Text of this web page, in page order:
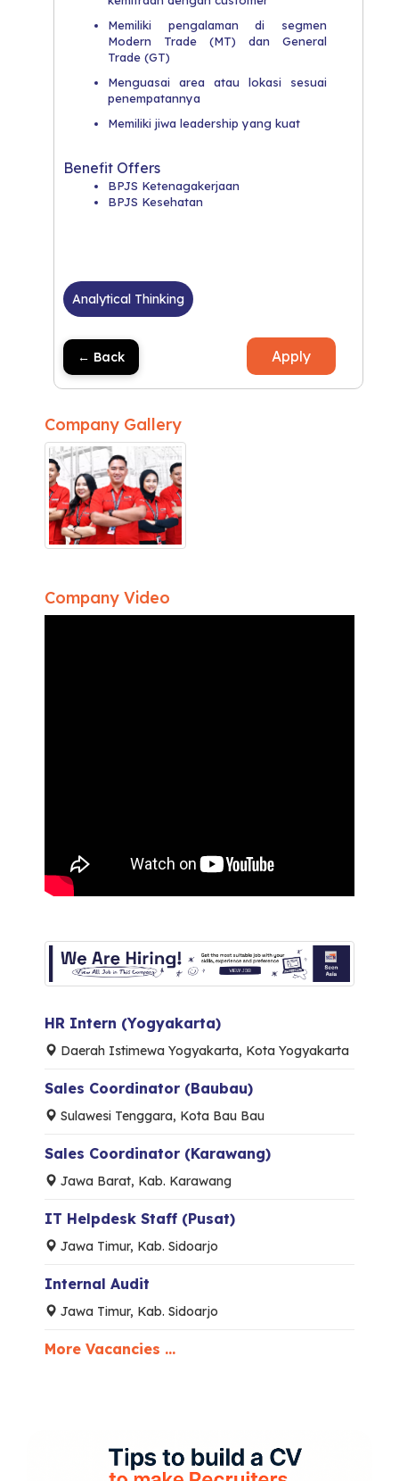
Memiliki pengalaman di segmen
Modern Trade (MT) dan General
Trade (GT)
Menguasai area atau lokasi sesuai
penempatannya
Memiliki jiwa leadership yang kuat
Benefit Offers
BPJS Ketenagakerjaan
BPJS Kesehatan
Analytical Thinking
← Back Apply
Company Gallery
Company Video
HR Intern (Yogyakarta)
Daerah Istimewa Yogyakarta, Kota Yogyakarta
Sales Coordinator (Baubau)
Sulawesi Tenggara, Kota Bau Bau
Sales Coordinator (Karawang)
Jawa Barat, Kab. Karawang
IT Helpdesk Staff (Pusat)
Jawa Timur, Kab. Sidoarjo
Internal Audit
Jawa Timur, Kab. Sidoarjo
More Vacancies ...